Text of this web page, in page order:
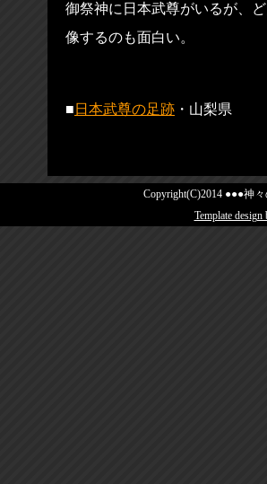
御祭神に日本武尊がいるが、
像するのも面白い。
■ 日本武尊の足跡 ・山梨県
Copyright(C)2014 ●●●神
Template